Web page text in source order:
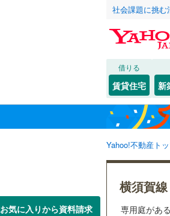
社会課題に挑む
借りる
賃貸住宅 新
Yahoo!不動産ト
お気に入りから資料請求
横須賀
専用庭があ
北海道
東北
関東
東海
東京23
JR
こだわ